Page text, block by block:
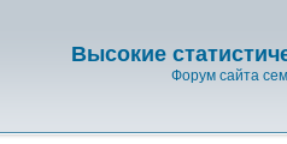
Высокие
Форум сайта